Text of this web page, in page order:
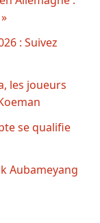
: Suivez
les joueurs
se qualifie
Aubameyang